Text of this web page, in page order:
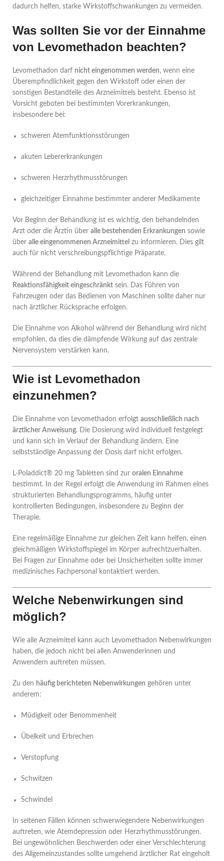
dadurch helfen, starke Wirkstoffschwankungen zu vermeiden.
Was sollten Sie vor der Einnahme
von Levomethadon beachten?
Levomethadon darf nicht eingenommen werden, wenn eine
Überempfindlichkeit gegen den Wirkstoff oder einen der
sonstigen Bestandteile des Arzneimittels besteht. Ebenso ist
Vorsicht geboten bei bestimmten Vorerkrankungen,
insbesondere bei:
schweren Atemfunktionsstörungen
akuten Lebererkrankungen
schweren Herzrhythmusstörungen
gleichzeitiger Einnahme bestimmter anderer Medikamente
Vor Beginn der Behandlung ist es wichtig, den behandelnden
Arzt oder die Ärztin über alle bestehenden Erkrankungen sowie
über alle eingenommenen Arzneimittel zu informieren. Dies gilt
auch für nicht verschreibungspflichtige Präparate.
Während der Behandlung mit Levomethadon kann die
Reaktionsfähigkeit eingeschränkt sein. Das Führen von
Fahrzeugen oder das Bedienen von Maschinen sollte daher nur
nach ärztlicher Rücksprache erfolgen.
Die Einnahme von Alkohol während der Behandlung wird nicht
empfohlen, da dies die dämpfende Wirkung auf das zentrale
Nervensystem verstärken kann.
Wie ist Levomethadon
einzunehmen?
Die Einnahme von Levomethadon erfolgt ausschließlich nach
ärztlicher Anweisung. Die Dosierung wird individuell festgelegt
und kann sich im Verlauf der Behandlung ändern. Eine
selbstständige Anpassung der Dosis darf nicht erfolgen.
L-Poladdict® 20 mg Tabletten sind zur oralen Einnahme
bestimmt. In der Regel erfolgt die Anwendung im Rahmen eines
strukturierten Behandlungsprogramms, häufig unter
kontrollierten Bedingungen, insbesondere zu Beginn der
Therapie.
Eine regelmäßige Einnahme zur gleichen Zeit kann helfen, einen
gleichmäßigen Wirkstoffspiegel im Körper aufrechtzuerhalten.
Bei Fragen zur Einnahme oder bei Unsicherheiten sollte immer
medizinisches Fachpersonal kontaktiert werden.
Welche Nebenwirkungen sind
möglich?
Wie alle Arzneimittel kann auch Levomethadon Nebenwirkungen
haben, die jedoch nicht bei allen Anwenderinnen und
Anwendern auftreten müssen.
Zu den häufig berichteten Nebenwirkungen gehören unter
anderem:
Müdigkeit oder Benommenheit
Übelkeit und Erbrechen
Verstopfung
Schwitzen
Schwindel
In seltenen Fällen können schwerwiegendere Nebenwirkungen
auftreten, wie Atemdepression oder Herzrhythmusstörungen.
Bei ungewöhnlichen Beschwerden oder einer Verschlechterung
des Allgemeinzustandes sollte umgehend ärztlicher Rat eingeholt